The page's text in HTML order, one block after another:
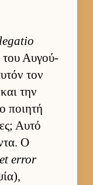
του Αυ­γού­
τον
την
ποι­ητή
Αυτό
Ο
error